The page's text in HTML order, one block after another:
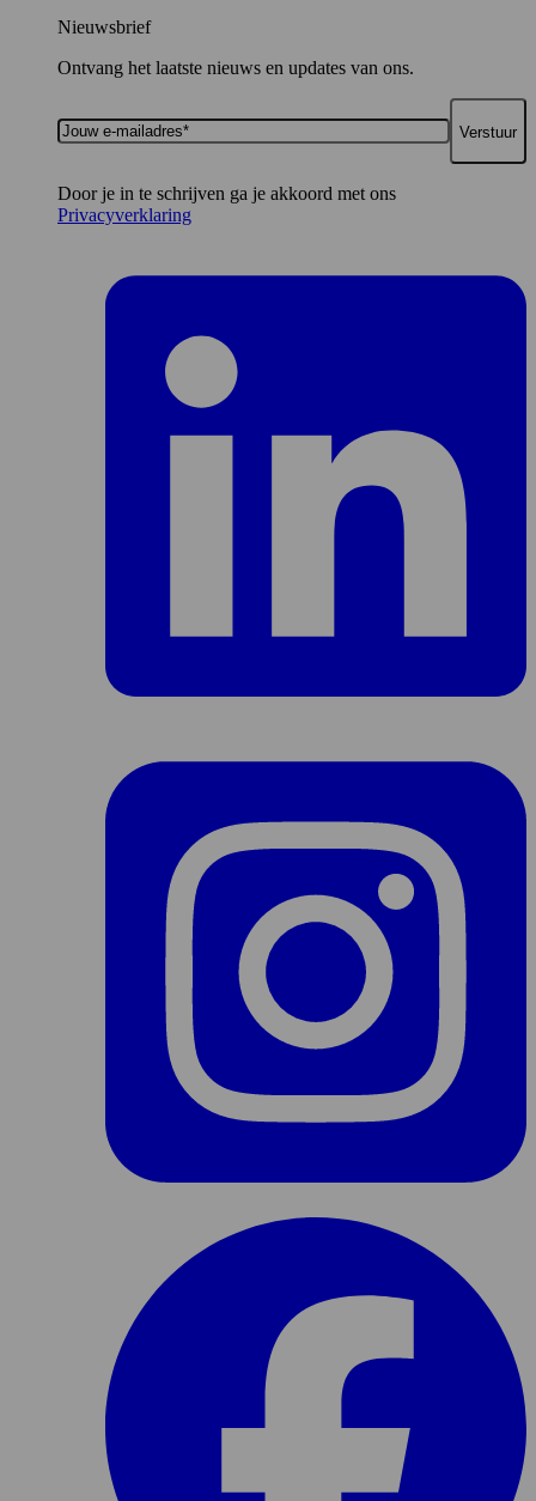
Nieuwsbrief
Ontvang het laatste nieuws en updates van ons.
Jouw
e-
Door je in te schrijven ga je akkoord met ons
Privacyverklaring